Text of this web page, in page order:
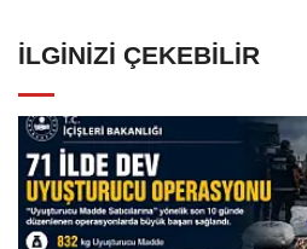
İLGINIZI ÇEKEBILIR